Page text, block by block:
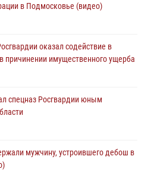
в Подмосковье (видео)
оказал содействие в
имущественного ущерба
спецназ Росгвардии юным
мужчину, устроившего дебош в